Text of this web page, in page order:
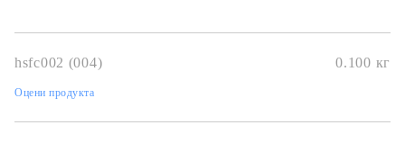
hsfc002 (004) 0.100 кг
Оцени продукта